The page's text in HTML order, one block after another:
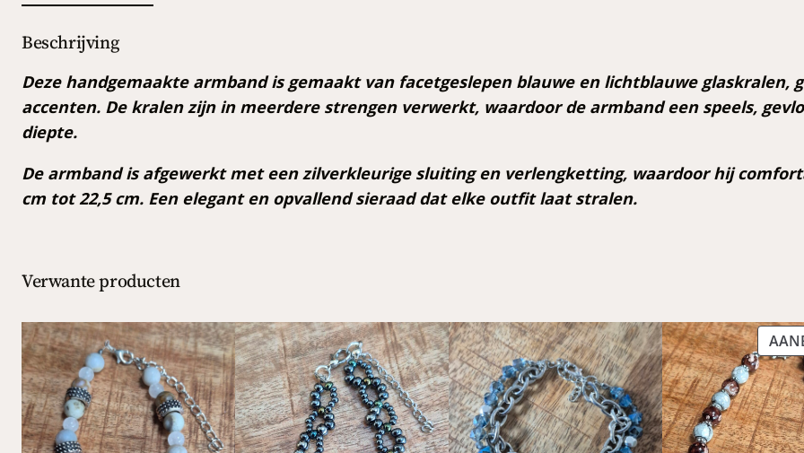
r
m
n
d
a
l
Beschrijving
Deze handgemaakte armband is gemaakt van facetgeslepen blauwe en lichtblauwe
accenten. De kralen zijn in meerdere strengen verwerkt, waardoor de armband een speels,
diepte.
De armband is afgewerkt met een zilverkleurige sluiting en verlengketting, waardoor hij
cm tot 22,5 cm. Een elegant en opvallend sieraad dat elke outfit laat stralen.
Verwante producten